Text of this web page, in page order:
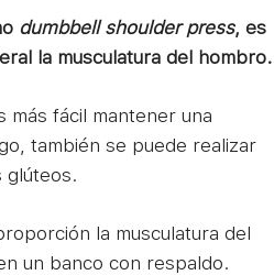
dumbbell shoulder press, es
la musculatura del hombro.
más fácil mantener una
también se puede realizar
glúteos.
la musculatura del
un banco con respaldo.